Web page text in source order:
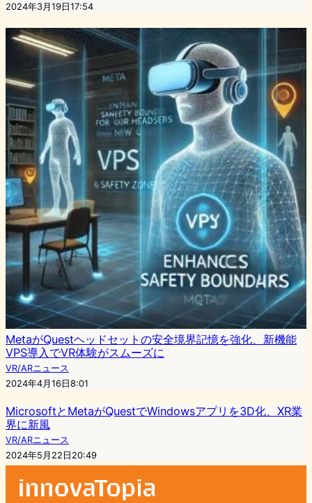
2024年3月19日17:54
MetaがQuestヘッドセットの安全境界記憶を強化、新機能
VPS導入でVR体験がスムーズに
VR/ARニュース
2024年4月16日8:01
MicrosoftとMetaがQuestでWindowsアプリを3D化、XR業
界に新風
VR/ARニュース
2024年5月22日20:49